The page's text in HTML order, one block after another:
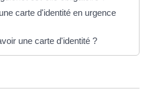
carte d'identité en urgence
une carte d'identité ?